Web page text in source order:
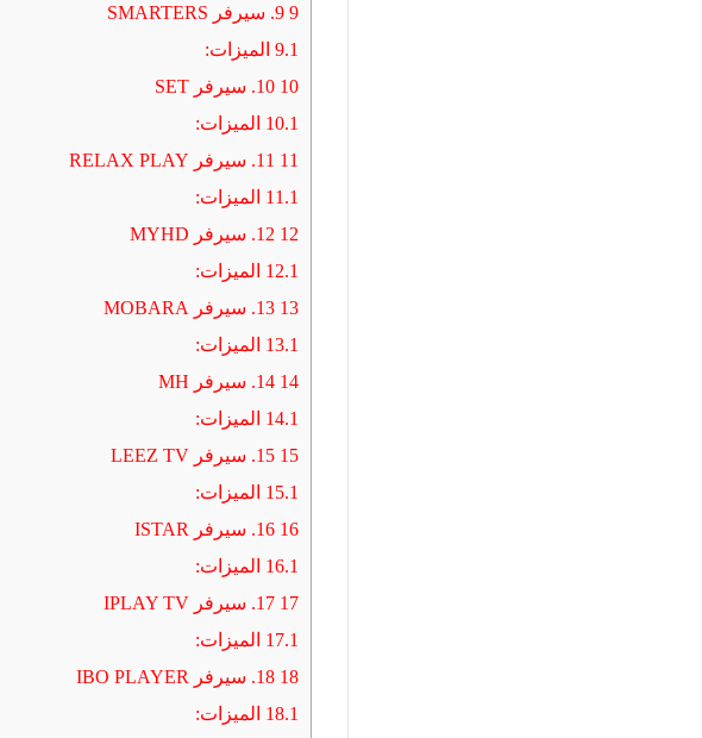
99. سيرفر SMARTERS
9.1الميزات:
10
10.1 الميزات:
11
11.1 الميزات:
12
12.1 الميزات:
13
13.1 الميزات:
14
14.1 الميزات:
15
15.1 الميزات:
16
16.1 الميزات:
17
17.1 الميزات:
18
18.1 الميزات: